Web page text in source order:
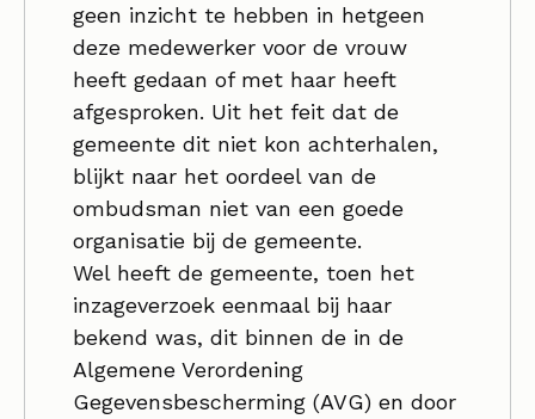
geen inzicht te hebben in hetgeen
deze medewerker voor de vrouw
heeft gedaan of met haar heeft
afgesproken. Uit het feit dat de
gemeente dit niet kon achterhalen,
blijkt naar het oordeel van de
ombudsman niet van een goede
organisatie bij de gemeente.
Wel heeft de gemeente, toen het
inzageverzoek eenmaal bij haar
bekend was, dit binnen de in de
Algemene Verordening
Gegevensbescherming (AVG) en door